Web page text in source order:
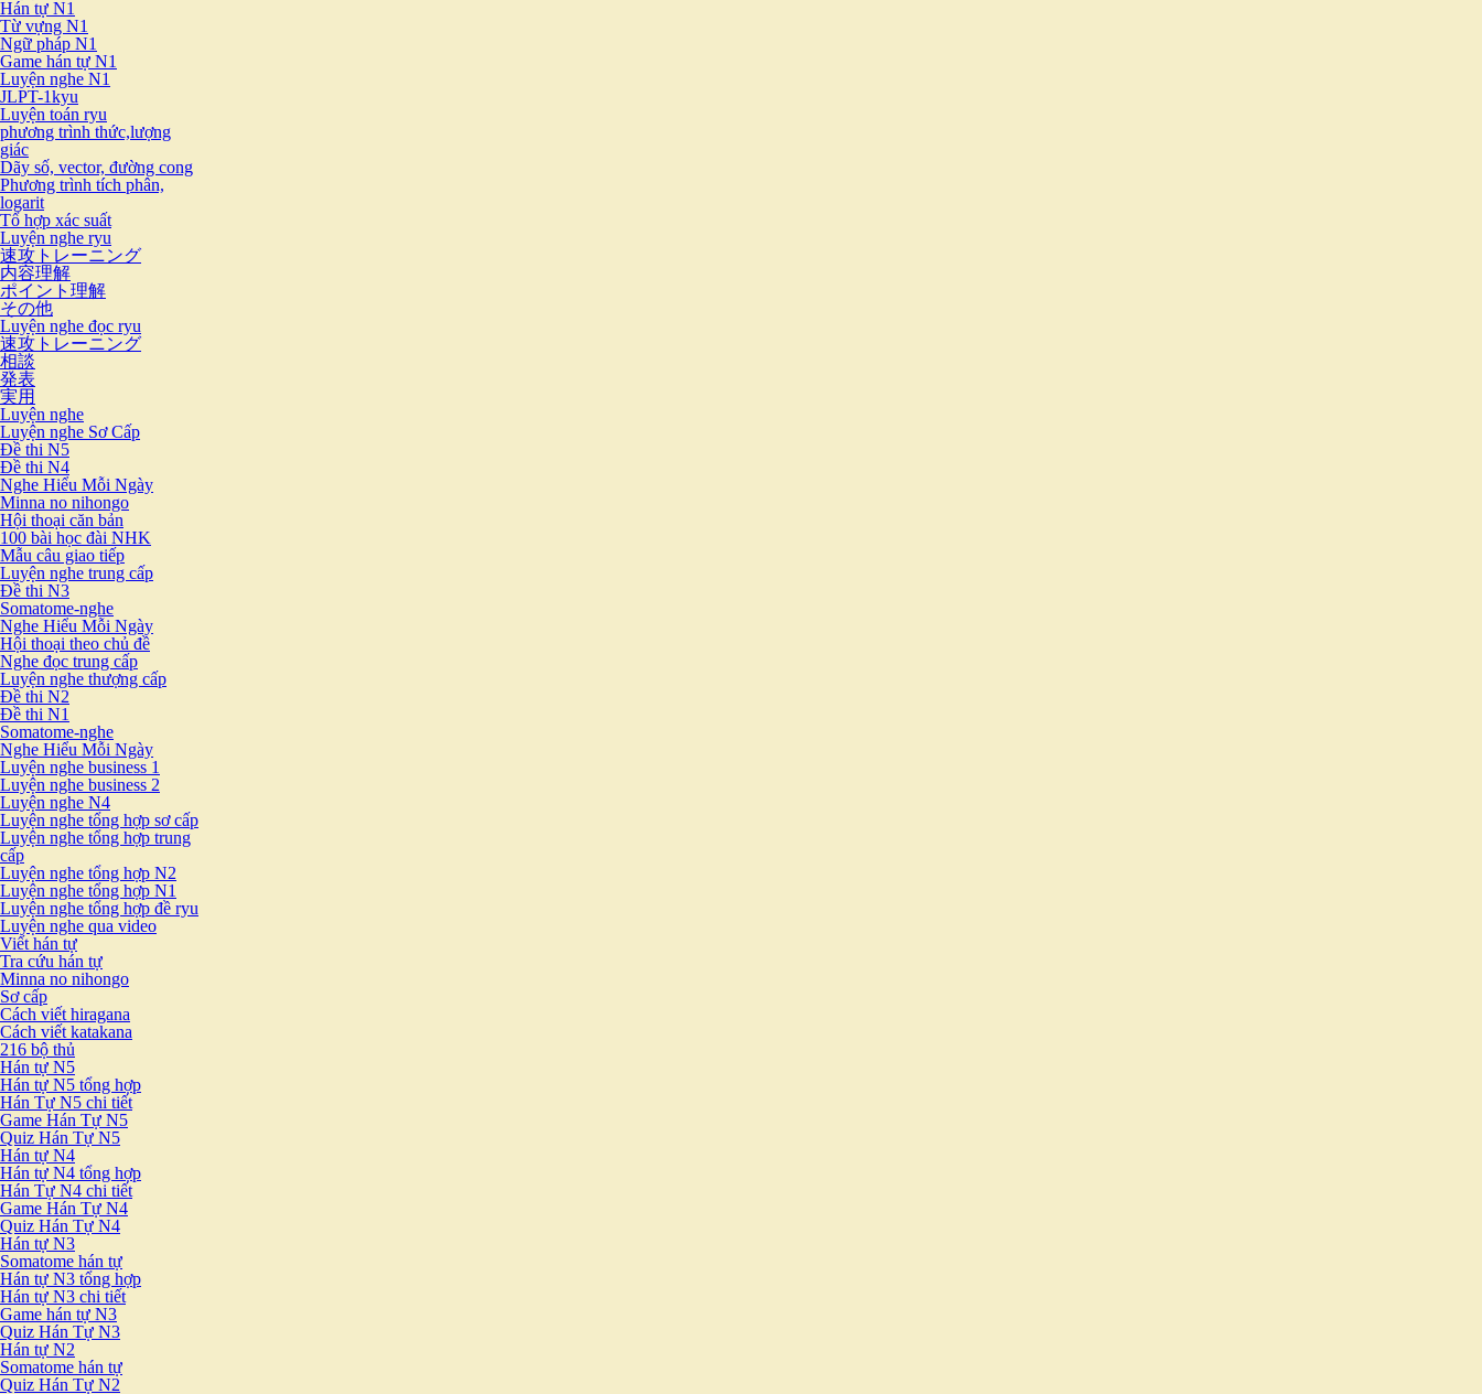
Hán tự N1
Từ vựng N1
Ngữ pháp N1
Game hán tự N1
Luyện nghe N1
JLPT-1kyu
Luyện toán ryu
phương trình thức,lượng
giác
Dãy số, vector, đường cong
Phương trình tích phân,
logarit
Tổ hợp xác suất
Luyện nghe ryu
速攻トレーニング
内容理解
ポイント理解
その他
Luyện nghe đọc ryu
速攻トレーニング
相談
発表
実用
Luyện nghe
Luyện nghe Sơ Cấp
Đề thi N5
Đề thi N4
Nghe Hiểu Mỗi Ngày
Minna no nihongo
Hội thoại căn bản
100 bài học đài NHK
Mẫu câu giao tiếp
Luyện nghe trung cấp
Đề thi N3
Somatome-nghe
Nghe Hiểu Mỗi Ngày
Hội thoại theo chủ đề
Nghe đọc trung cấp
Luyện nghe thượng cấp
Đề thi N2
Đề thi N1
Somatome-nghe
Nghe Hiểu Mỗi Ngày
Luyện nghe business 1
Luyện nghe business 2
Luyện nghe N4
Luyện nghe tổng hợp sơ cấp
Luyện nghe tổng hợp trung
cấp
Luyện nghe tổng hợp N2
Luyện nghe tổng hợp N1
Luyện nghe tổng hợp đề ryu
Luyện nghe qua video
Viết hán tự
Tra cứu hán tự
Minna no nihongo
Sơ cấp
Cách viết hiragana
Cách viết katakana
216 bộ thủ
Hán tự N5
Hán tự N5 tổng hợp
Hán Tự N5 chi tiết
Game Hán Tự N5
Quiz Hán Tự N5
Hán tự N4
Hán tự N4 tổng hợp
Hán Tự N4 chi tiết
Game Hán Tự N4
Quiz Hán Tự N4
Hán tự N3
Somatome hán tự
Hán tự N3 tổng hợp
Hán tự N3 chi tiết
Game hán tự N3
Quiz Hán Tự N3
Hán tự N2
Somatome hán tự
Quiz Hán Tự N2